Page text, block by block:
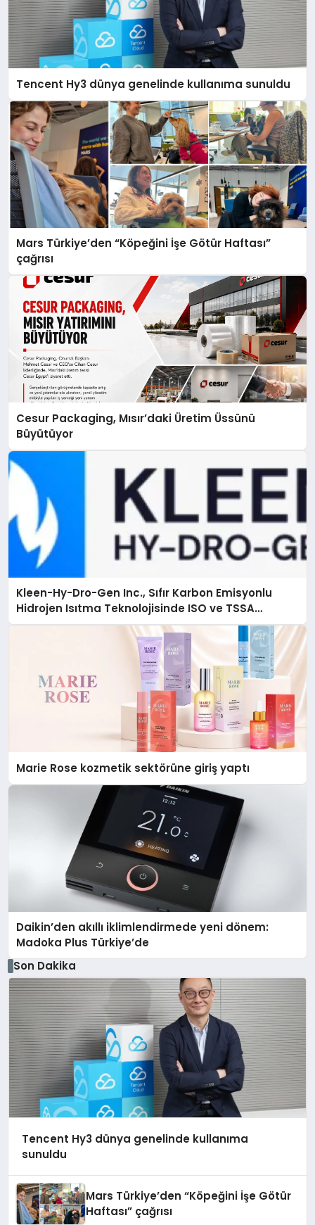
Tencent Hy3 dünya genelinde kullanıma sunuldu
Mars Türkiye’den “Köpeğini İşe Götür Haftası”
çağrısı
Cesur Packaging, Mısır’daki Üretim Üssünü
Büyütüyor
Kleen-Hy-Dro-Gen Inc., Sıfır Karbon Emisyonlu
Hidrojen Isıtma Teknolojisinde ISO ve TSSA
Düzenleyici Onaylarını Aldı
Marie Rose kozmetik sektörüne giriş yaptı
Daikin’den akıllı iklimlendirmede yeni dönem:
Madoka Plus Türkiye’de
Son Dakika
Tencent Hy3 dünya genelinde kullanıma
sunuldu
Mars Türkiye’den “Köpeğini İşe Götür
Haftası” çağrısı